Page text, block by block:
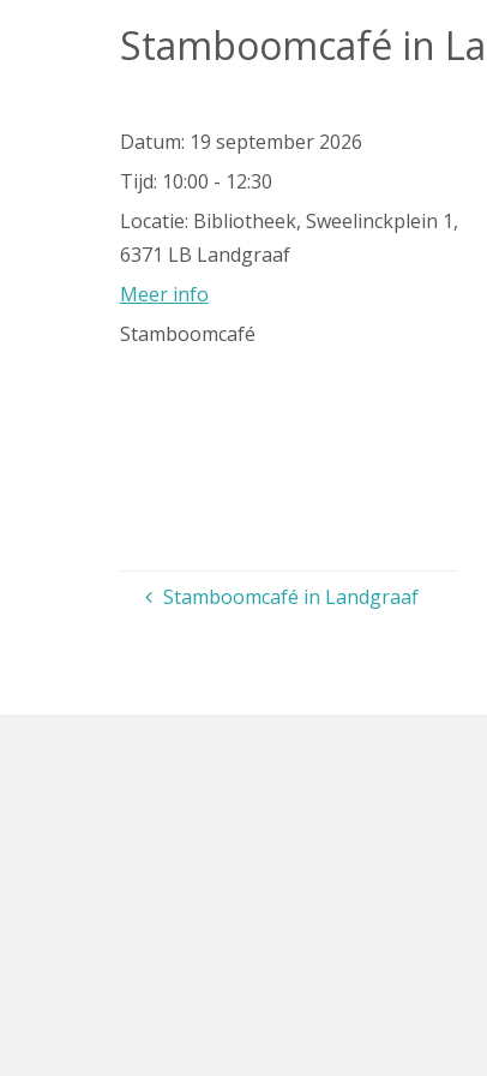
Stamboomcafé in
Datum: 19 september 2026
Tijd: 10:00 - 12:30
Locatie: Bibliotheek, Sweelinckplein 1,
6371 LB Landgraaf
Meer info
Stamboomcafé
Stamboomcafé in Landgraaf